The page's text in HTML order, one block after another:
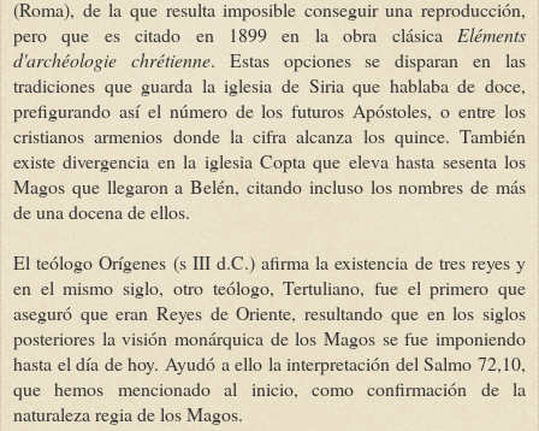
(Roma), de la que resulta imposible conseguir una reproducción,
pero que es citado en 1899 en la obra clásica Eléments
d'archéologie chrétienne. Estas opciones se disparan en las
tradiciones que guarda la iglesia de Siria que hablaba de doce,
prefigurando así el número de los futuros Apóstoles, o entre los
cristianos armenios donde la cifra alcanza los quince. También
existe divergencia en la iglesia Copta que eleva hasta sesenta los
Magos que llegaron a Belén, citando incluso los nombres de más
de una docena de ellos.
El teólogo Orígenes (s III d.C.) afirma la existencia de tres reyes y
en el mismo siglo, otro teólogo, Tertuliano, fue el primero que
aseguró que eran Reyes de Oriente, resultando que en los siglos
posteriores la visión monárquica de los Magos se fue imponiendo
hasta el día de hoy. Ayudó a ello la interpretación del Salmo 72,10,
que hemos mencionado al inicio, como confirmación de la
naturaleza regia de los Magos.